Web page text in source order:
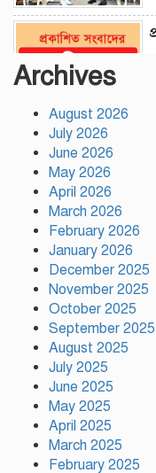
Archives
August 2026
July 2026
June 2026
May 2026
April 2026
March 2026
February 2026
January 2026
December 2025
November 2025
October 2025
September 2025
August 2025
July 2025
June 2025
May 2025
April 2025
March 2025
February 2025